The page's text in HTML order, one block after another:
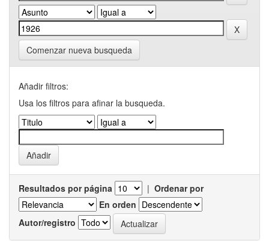
Comenzar nueva busqueda
Añadir filtros:
Usa los filtros para afinar la busqueda.
Resultados por página | Ordenar por
En orden
Autor/registro